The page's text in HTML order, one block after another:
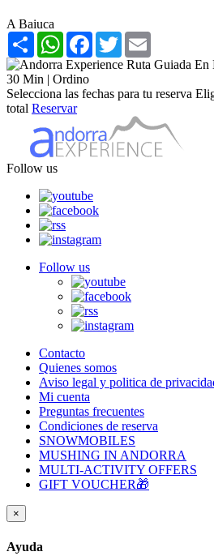
A Baiuca
Share WhatsAppFacebook
Twitter
Selecciona las fechas para tu reserva
total Reservar
Follow us
Follow us
Contacto
Quienes somos
Aviso legal y politica de
Mi cuenta
Preguntas frecuentes
Condiciones de reserva
SNOWMOBILES
MUSHING IN ANDORRA
MULTI-ACTIVITY OFFERS
GIFT VOUCHER🎁
×
Ayuda